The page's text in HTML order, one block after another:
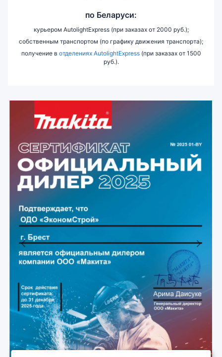
по Беларуси:
курьером AutolightExpress (при заказах от 2000 руб.);
собственным транспортом (по графику движения транспорта);
получение в отделениях AutolightExpress(при заказах от 1500
руб.).
Previous Next